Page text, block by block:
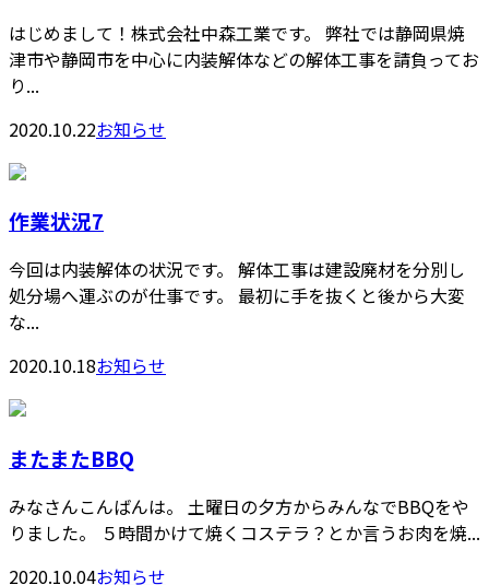
はじめまして！株式会社中森工業です。 弊社では静岡県焼
津市や静岡市を中心に内装解体などの解体工事を請負ってお
り...
2020.10.22お知らせ
作業状況7
今回は内装解体の状況です。 解体工事は建設廃材を分別し
処分場へ運ぶのが仕事です。 最初に手を抜くと後から大変
な...
2020.10.18お知らせ
またまたBBQ
みなさんこんばんは。 土曜日の夕方からみんなでBBQをや
りました。 ５時間かけて焼くコステラ？とか言うお肉を焼...
2020.10.04お知らせ